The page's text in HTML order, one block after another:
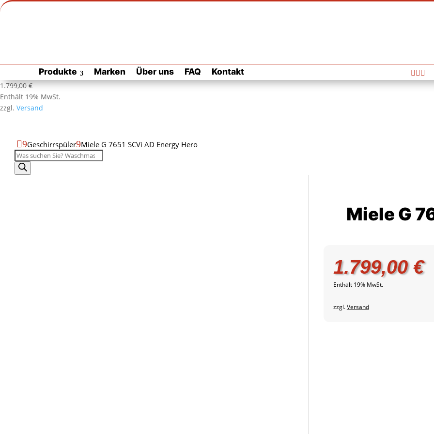
Zur
Habuzin
Startseite
Produkte Marken Über uns FAQ Kontakt   
Produktdatenblatt
als
PDF
Produktseite
drucken
1.799,00€
Enthält 19% MwSt.
zzgl. Versand
9Geschirrspüler9Miele G 7651 SCVi AD Energy Hero
Produktsuche
Miele G
1.799,00€
Enthält 19% MwSt.
zzgl.Versand